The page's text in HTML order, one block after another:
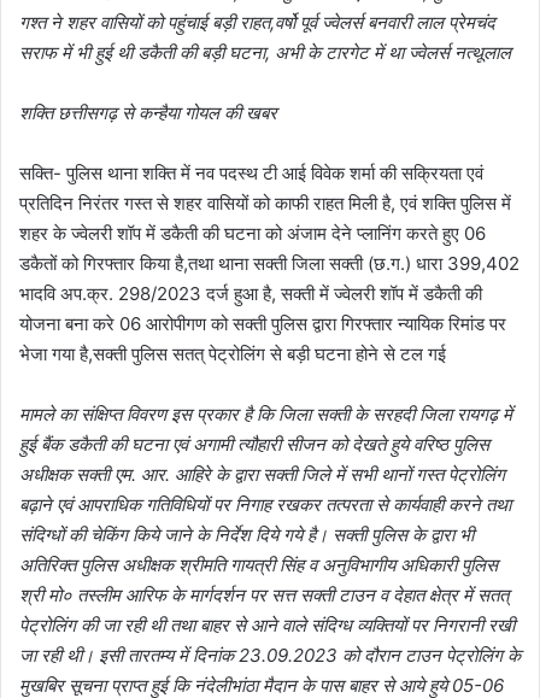
गश्त ने शहर वासियों को पहुंचाई बड़ी राहत,वर्षो पूर्व ज्वेलर्स बनवारी लाल प्रेमचंद
सराफ में भी हुई थी डकैती की बड़ी घटना, अभी के टारगेट में था ज्वेलर्स नत्थूलाल
शक्ति छत्तीसगढ़ से कन्हैया गोयल की खबर
सक्ति- पुलिस थाना शक्ति में नव पदस्थ टी आई विवेक शर्मा की सक्रियता एवं
प्रतिदिन निरंतर गस्त से शहर वासियों को काफी राहत मिली है, एवं शक्ति पुलिस में
शहर के ज्वेलरी शॉप में डकैती की घटना को अंजाम देने प्लानिंग करते हुए 06
डकैतों को गिरफ्तार किया है,तथा थाना सक्ती जिला सक्ती (छ.ग.) धारा 399,402
भादवि अप.क्र. 298/2023 दर्ज हुआ है, सक्ती में ज्वेलरी शॉप में डकैती की
योजना बना करे 06 आरोपीगण को सक्ती पुलिस द्वारा गिरफ्तार न्यायिक रिमांड पर
भेजा गया है,सक्ती पुलिस सतत् पेट्रोलिंग से बड़ी घटना होने से टल गई
मामले का संक्षिप्त विवरण इस प्रकार है कि जिला सक्ती के सरहदी जिला रायगढ़ में
हुई बैंक डकैती की घटना एवं अगामी त्यौहारी सीजन को देखते हुये वरिष्ठ पुलिस
अधीक्षक सक्ती एम. आर. आहिरे के द्वारा सक्ती जिले में सभी थानों गस्त पेट्रोलिंग
बढ़ाने एवं आपराधिक गतिविधियों पर निगाह रखकर तत्परता से कार्यवाही करने तथा
संदिग्धों की चेकिंग किये जाने के निर्देश दिये गये है। सक्ती पुलिस के द्वारा भी
अतिरिक्त पुलिस अधीक्षक श्रीमति गायत्री सिंह व अनुविभागीय अधिकारी पुलिस
श्री मो० तस्लीम आरिफ के मार्गदर्शन पर सत्त सक्ती टाउन व देहात क्षेत्र में सतत्
पेट्रोलिंग की जा रही थी तथा बाहर से आने वाले संदिग्ध व्यक्तियों पर निगरानी रखी
जा रही थी। इसी तारतम्य में दिनांक 23.09.2023 को दौरान टाउन पेट्रोलिंग के
मुखबिर सूचना प्राप्त हुई कि नंदेलीभांठा मैदान के पास बाहर से आये हुये 05-06